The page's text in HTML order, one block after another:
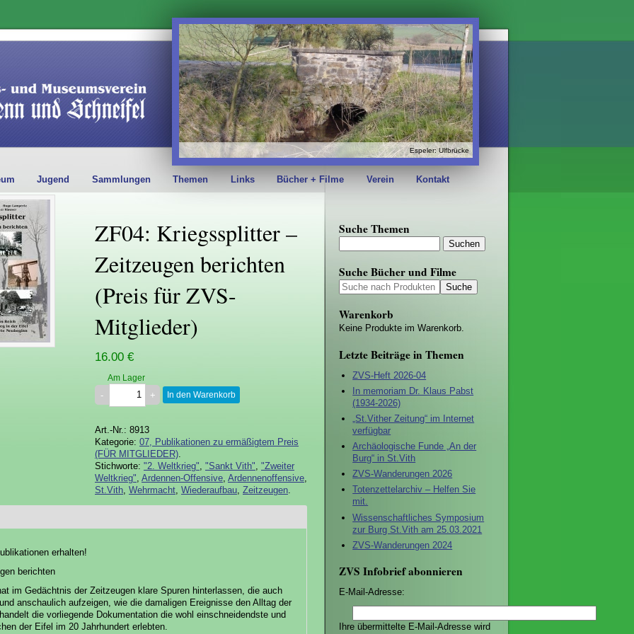
Espeler: Ulfbrücke
Jugend Sammlungen Themen Links Bücher + Filme Verein Kontakt
ZF04: Kriegssplitter –
Zeitzeugen berichten
(Preis für ZVS-
Mitglieder)
16.00 €
Am Lager
In den Warenkorb
Art.-Nr.: 8913
Kategorie: 07, Publikationen zu ermäßigtem Preis
(FÜR MITGLIEDER)
Stichworte: "2. Weltkrieg" "Sankt Vith" "Zweiter
Weltkrieg" Ardennen-Offensive Ardennenoffensive
St.Vith Wehrmacht Wiederaufbau Zeitzeugen
erhalten!
berichten
im Gedächtnis der Zeitzeugen klare Spuren hinterlassen, die auch
anschaulich aufzeigen, wie die damaligen Ereignisse den Alltag der
die vorliegende Dokumentation die wohl einschneidendste und
der Eifel im 20 Jahrhundert erlebten.
Suche Themen
Suche Bücher und Filme
Warenkorb
Keine Produkte im Warenkorb.
Letzte Beiträge in Themen
ZVS-Heft 2026-04
In memoriam Dr. Klaus Pabst
(1934-2026)
„St.Vither Zeitung“ im Internet
verfügbar
Archäologische Funde „An der
Burg“ in St.Vith
ZVS-Wanderungen 2026
Totenzettelarchiv – Helfen Sie
mit.
Wissenschaftliches Symposium
zur Burg St.Vith am 25.03.2021
ZVS-Wanderungen 2024
ZVS Infobrief abonnieren
E-Mail-Adresse:
Ihre übermittelte E-Mail-Adresse wird